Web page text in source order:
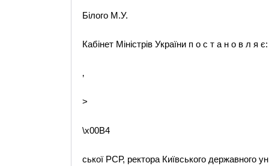
Білого М.У.
Кабінет Міністрів України п о с т а н о в л я є:
‚
>
\x00B4
ської РСР, ректора Київського державного